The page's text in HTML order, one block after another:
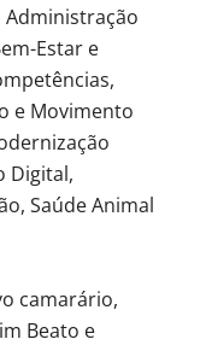
Estar e
e Movimento
Digital,
Saúde Animal
camarário,
Beato e